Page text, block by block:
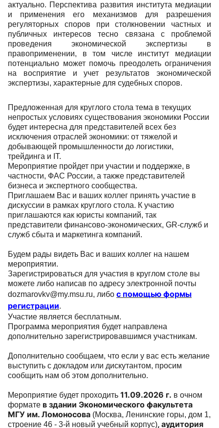
актуально. Перспектива развития института медиации
и применения его механизмов для разрешения
регуляторных споров при столкновении частных и
публичных интересов тесно связана с проблемой
проведения экономической экспертизы в
правоприменении, в том числе институт медиации
потенциально может помочь преодолеть ограничения
на восприятие и учет результатов экономической
экспертизы, характерные для судебных споров.
Предложенная для круглого стола тема в текущих
непростых условиях существования экономики России
будет интересна для представителей всех без
исключения отраслей экономики: от тяжелой и
добывающей промышленности до логистики,
трейдинга и IT.
Мероприятие пройдет при участии и поддержке, в
частности, ФАС России, а также представителей
бизнеса и экспертного сообщества.
Приглашаем Вас и ваших коллег принять участие в
дискуссии в рамках круглого стола. К участию
приглашаются как юристы компаний, так
представители финансово-экономических, GR-служб и
служб сбыта и маркетинга компаний.
Будем рады видеть Вас и ваших коллег на нашем
мероприятии.
Зарегистрироваться для участия в круглом столе вы
можете либо написав по адресу электронной почты
dozmarovkv@my.msu.ru, либо с помощью формы
регистрации.
Участие является бесплатным.
Программа мероприятия будет направлена
дополнительно зарегистрировавшимся участникам.
Дополнительно сообщаем, что если у вас есть желание
выступить с докладом или дискутантом, просим
сообщить нам об этом дополнительно.
Мероприятие будет проходить 11.09.2026 г. в очном
формате в здании Экономического факультета
МГУ им. Ломоносова (Москва, Ленинские горы, дом 1,
строение 46 - 3-й новый учебный корпус), аудитория